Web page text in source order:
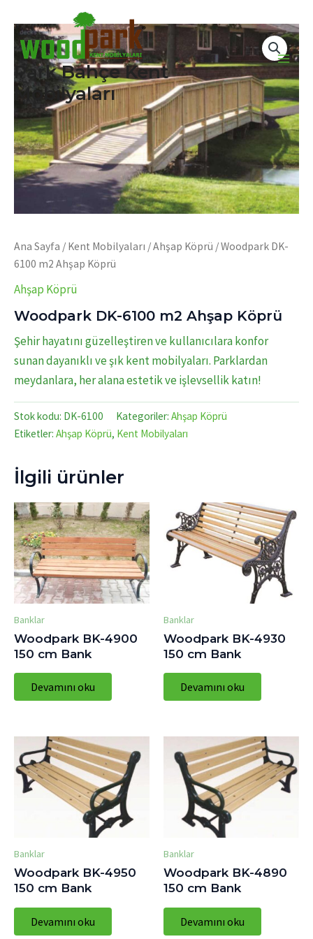
atla
Park Bahçe Kent
Mobilyaları
Main
Ana Sayfa / Kent Mobilyaları /Ahşap Köprü / Woodpark DK-
6100 m2 Ahşap Köprü
Ahşap Köprü
Woodpark DK-6100 m2 Ahşap Köprü
Şehir hayatını güzelleştiren ve kullanıcılara konfor
sunan dayanıklı ve şık kent mobilyaları. Parklardan
meydanlara, her alana estetik ve işlevsellik katın!
Stok kodu: DK-6100 Kategoriler: Ahşap Köprü
Etiketler: Ahşap Köprü, Kent Mobilyaları
İlgili ürünler
Banklar
Woodpark BK-4900
150 cm Bank
Devamını oku
Banklar
Woodpark BK-4930
150 cm Bank
Devamını oku
Banklar
Woodpark BK-4950
150 cm Bank
Devamını oku
Banklar
Woodpark BK-4890
150 cm Bank
Devamını oku